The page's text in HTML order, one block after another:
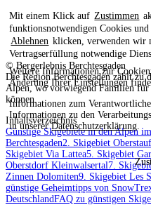
Mit einem Klick auf Zustimmen
funktionsnotwendigen Cookies
Ablehnen klicken, verwenden wir
Vertragserfüllung notwendige
Weitere Informationen zur
Änderung Ihrer Einstellungen
Informationen zum
Informationen zu den
in unsererDatenschutzerklärung
© Bergerlebnis Berchtesgaden
Die Region Berchtesgaden zählt zu
Alpen, wo vorwiegend Familien für
können.
Inhaltsverzeichnis
Günstige Skigebiete in den Alpen
Berchtesgaden2. Skigebiet
Skigebiet Via Lattea5. Skigebiet
Oberstdorf Kleinwalsertal 7.
Zinnen Dolomiten9. Skigebiet Les
günstige Geheimtipps von
DeutschlandFAQ zu günstigen